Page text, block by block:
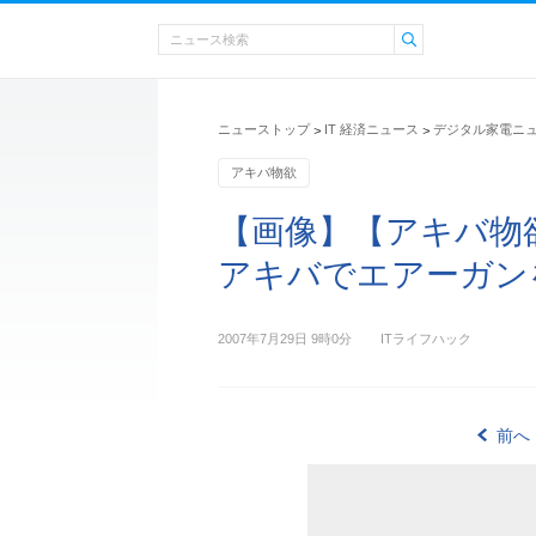
ニューストップ > IT 経済ニュース > デジタル家電ニ
アキバ物欲
【画像】【アキバ
アキバでエアーガ
2007年7月29日 9時0分 ITライフハック
前へ